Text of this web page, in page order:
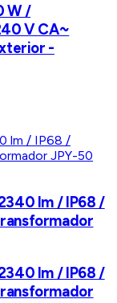
W /
V CA~
-
lm / IP68 /
lm / IP68 /